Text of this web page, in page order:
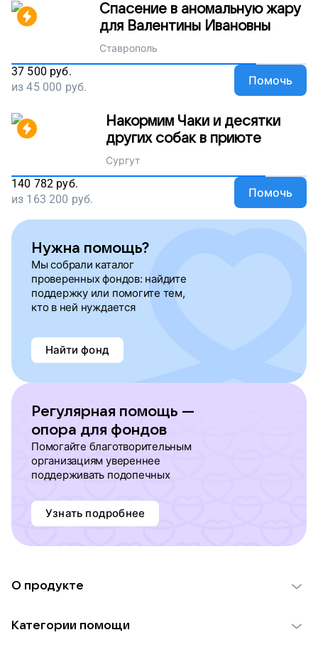
Спасение в аномальную жару
для Валентины Ивановны
Ставрополь
37 500 руб.
из45 000 руб. Помочь
Накормим Чаки и десятки
других собак в приюте
Сургут
140 782 руб.
из 163 200 руб. Помочь
Нужна помощь?
Мы собрали каталог
проверенных фондов: найдите
поддержку или помогите тем,
кто в ней нуждается
Найти фонд
Регулярная помощь —
опора для фондов
Помогайте благотворительным
организациям увереннее
поддерживать подопечных
Узнать подробнее
О продукте
Категории помощи